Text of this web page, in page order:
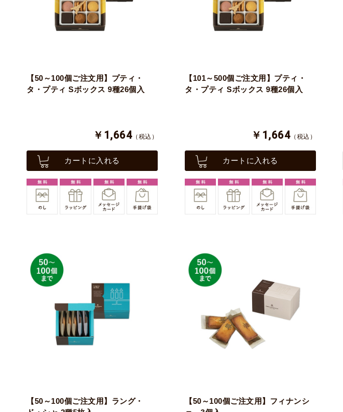
【50～100個ご注文用】プティ・
タ・プティ Sボックス 9種26個入
￥1,664 （税込）
カートに入れる
【101～500個ご注文用】プティ・
タ・プティ Sボックス 9種26個入
￥1,664 （税込）
カートに入れる
【50～100個ご注文用】ラング・
【50～100個ご注文用】フィナンシ